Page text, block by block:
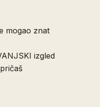
mogao znat
izgled